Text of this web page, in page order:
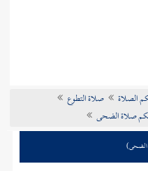
الصلاة
صلاة التطوع
صلاة الضحى
الضحى)